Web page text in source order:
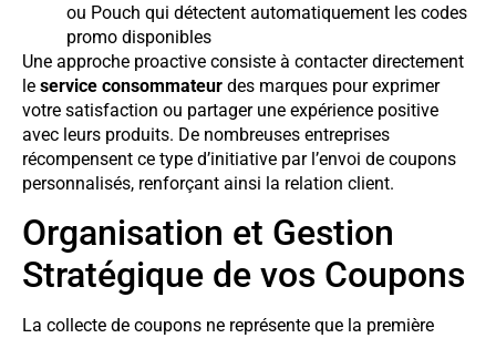
ou Pouch qui détectent automatiquement les codes
promo disponibles
Une approche proactive consiste à contacter directement
le service consommateur des marques pour exprimer
votre satisfaction ou partager une expérience positive
avec leurs produits. De nombreuses entreprises
récompensent ce type d’initiative par l’envoi de coupons
personnalisés, renforçant ainsi la relation client.
Organisation et Gestion
Stratégique de vos Coupons
La collecte de coupons ne représente que la première